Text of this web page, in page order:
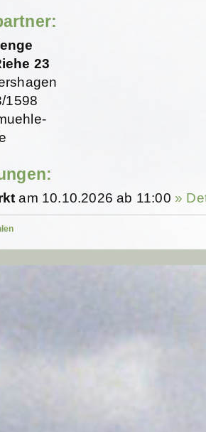
23
1598
am 10.10.2026 ab 11:00 »